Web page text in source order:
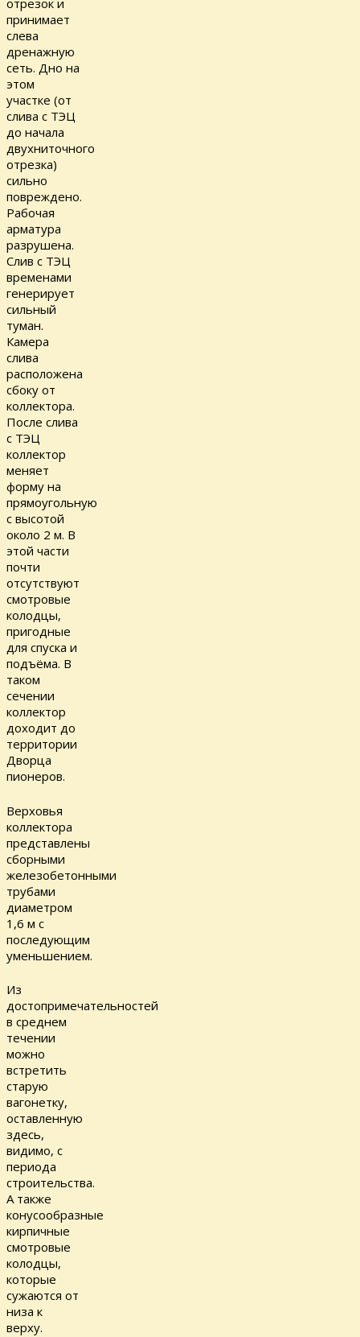
отрезок и
принимает
слева
дренажную
сеть. Дно на
этом
участке (от
слива с ТЭЦ
до начала
двухниточного
отрезка)
сильно
повреждено.
Рабочая
арматура
разрушена.
Слив с ТЭЦ
временами
генерирует
сильный
туман.
Камера
слива
расположена
сбоку от
коллектора.
После слива
с ТЭЦ
коллектор
меняет
форму на
прямоугольную
с высотой
около 2 м. В
этой части
почти
отсутствуют
смотровые
колодцы,
пригодные
для спуска и
подъёма. В
таком
сечении
коллектор
доходит до
территории
Дворца
пионеров.
Верховья
коллектора
представлены
сборными
железобетонными
трубами
диаметром
1,6 м с
последующим
уменьшением.
Из
достопримечательностей
в среднем
течении
можно
встретить
старую
вагонетку,
оставленную
здесь,
видимо, с
периода
строительства.
А также
конусообразные
кирпичные
смотровые
колодцы,
которые
сужаются от
низа к
верху.